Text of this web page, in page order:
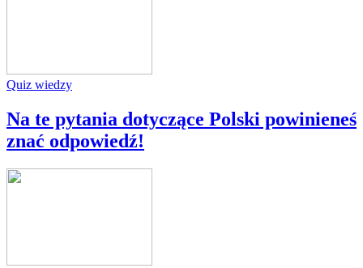
Quiz wiedzy
Na te pytania dotyczące Polski powinieneś
znać odpowiedź!